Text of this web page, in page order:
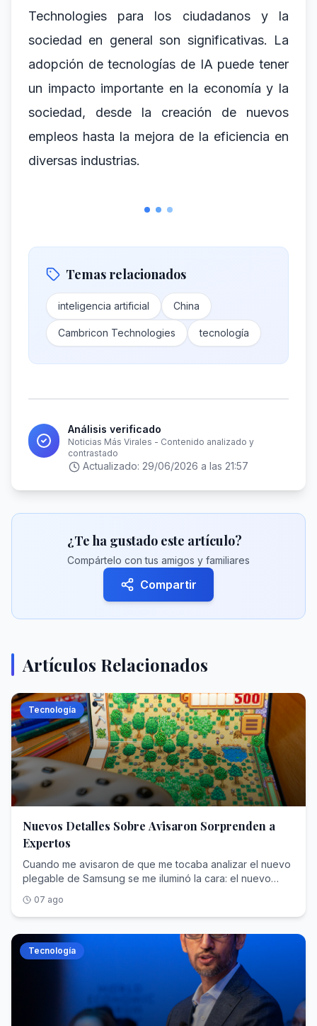
Technologies para los ciudadanos y la
sociedad en general son significativas. La
adopción de tecnologías de IA puede tener
un impacto importante en la economía y la
sociedad, desde la creación de nuevos
empleos hasta la mejora de la eficiencia en
diversas industrias.
Temas relacionados
inteligencia artificial China
Cambricon Technologies tecnología
Análisis verificado
Noticias Más Virales - Contenido analizado y
contrastado
Actualizado: 29/06/2026 a las 21:57
¿Te ha gustado este artículo?
Compártelo con tus amigos y familiares
Compartir
Artículos Relacionados
Tecnología
Nuevos Detalles Sobre Avisaron Sorprenden a
Expertos
Cuando me avisaron de que me tocaba analizar el nuevo plegable de Samsung se me iluminó la cara: el nuevo formato me ha encantado porque me recuerda a uno de mis preferidos, el OPPO Find N2. Esa ilusión pasó a diluirse cuando descubrí que mi boleto ganador era el Samsung Galaxy Z Fold8 Ultra, no el Fold8 a secas. Mi cara debió de ser la del famoso meme de la independencia catalana. Eso antes de analizarlo, porque después de dos semanas con él confieso que me alegro de mi suerte. El Samsung Galaxy Z Fold8 Ultra tiene un formato alargado, sí; no cambia en exceso con respecto a la mayoría de plegables, también, pero tiene un algo que lo convierte en una elección sensata: Samsung ha conseguido un plegable capaz de auparse al podio sin despeinarse. Venía del Vivo X Fold6 y no puedo estar más contento con el Galaxy Z Fold8 Ultra: es un telefonazo con mayúsculas. Índice de Contenidos (6) Ficha técnica del Samsung Galaxy Z Fold8 Ultra Diseño, pantallas y sonido: Samsung ha hecho los deberes Rendimiento y software: potencia con demasiado control Batería: lo bueno y lo malo del silicio-carbono Cámaras: el telefoto se queda atrás Samsung Galaxy Z Fold8 Ultra, la opinión y nota de Xataka Ficha técnica del Samsung Galaxy Z Fold8 Ultra SAMSUNG GALAXY Z Fold8 Ultra Dimensiones y peso Plegado: 72,8 x 158,4 x 8,9 mmDesplegado: 143,2 x 158,4 x 4,1 mm215 gramos pantalla plegable Dynamic AMOLED 2X de 8 pulgadasResolución QXGA+ (2.504 x 2.256 píxeles)422 píxeles por pulgada3.000 nitsTasa de refresco: 1-120 HzVision Booster pantalla principal Dynamic AMOLED 2X de 6,5 pulgadasResolución FullHD+ (1.080 x 2.520 píxeles)422 pppTasa de refresco: 1-120 HzVision Booster procesador Snapdragon 8 Elite Gen 5 para Galaxy Memoria ram y almacenamiento 12/256 GB12/512 GB16 GB/1 TB cámara principal Principal: 200 MP, quad pixel AF, OIS, f/1.7, FOV 85ºGran angular: 50 MP, OIS, f/1.7, FOV 120ºTelefoto: 10 MP, PDAF, OIS, f/2.4, FOV 36º, zoom 3x cámara frontal Pantalla principal: 10 MP, f/2.2, FOV 85ºPantalla plegable: 10 MP, f/2.2, FOV 100º batería 5.000 mAh Carga rápida de 45WCarga inalámbrica de 20WCarga inalámbrica inversa PowerShare conectividad 5G NSA/SALTEWi-Fi 7Bluetooth 6NFCGPS sistema operativo Android 17One UI 9 otros Resistencia IP48Altavoces estéreoLector de huellas capacitivo en el lateralGalaxy AIKnoxNow BriefNow Nudge precio Desde 2.199 euros Diseño, pantallas y sonido: Samsung ha hecho los deberes Llama la atención por lo compacto que es en la mano, porque parece un móvil “normal” cuando está plegado, por la gran superficie de uso que se abre ante los ojos al desplegarlo y por su excelente construcción de metal. La elección de los materiales, incluido el titanio de la bisagra, me parece acertada. El Samsung Galaxy Z Fold8 Ultra se siente premium, se ve como tal y funciona al nivel de lo que cualquiera esperaría por 2.200 euros. Dejando de lado si es o no caro para lo que ofrece (yo creo que sí), es un teléfono que da mucho más de lo que cualquiera necesita. Las pantallas son un escándalo. Y la interior ve muy reducida la presencia de la arruga El ratio de la pantalla exterior es alargado, todo lo contrario del Fold8 a secas. Dicho panel tiene unos marcos generosos y ofrece lo máximo que puede dar Samsung en tecnología AMOLED. Me parece una delicia en todas las condiciones, ver cualquier contenido en la pantalla frontal supone disfrutarlo con detalle, nitidez, con un excelente rango de color, ajustado en saturación y con un contraste altísimo. También el brillo es muy alto: no se inmuta ni bajo el sol directo de agosto. Más fino no se puede: el USB C marca los límites Los cantos del teléfono son finos, al nivel de que apenas tiene espacio el USB C. Samsung ha evolucionado el cuerpo del Fold7 para hacerlo aún más fino en el Samsung Galaxy Z Fold8 Ultra. Sin que el móvil sea exageradamente grande: venía del Vivo X Fold6 y el de Samsung me parecía hasta pequeño. Sin que esto implique perder calidad ni versatilidad en la reproducción de contenido. La certificación IP48 garantiza protección contra el agua. Contra el polvo no tanto con el polvo y la arena La resistencia queda un poco por detrás de la competencia: el Galaxy Z Fold8 Ultra está certificado con IP48 (el polvo sigue siendo su peor enemigo). Mantiene el doble altavoz estéreo, uno en cada canto del móvil. Con un sonido que sorprende por su potencia y por su calidad: medí 90 dB máximos de presión sonora. Los altavoces externos tienen bastante potencia para ser los de un plegable. Acusan cierta estridencia a volumen alto y eché en falta algo de pegada en los bajos Samsung ha rediseñado la bisagra para añadirle resistencia y mayor facilidad para abrir el teléfono. La acción de desplegado sigue siendo engorrosa: al ser tan fino, cuesta meter los dedos entre el mínimo hueco que deja el cuerpo. Es verdad que no ofrece tanta resistencia como otros plegables que he probado. Y hay otro punto positivo: Samsung ha conseguido disimular en buena medida la arruga interior de plegado. Está y se nota al tacto y a la vista, aunque no molesta. El Galaxy Z Fold8 Ultra subraya el sonido inalámbrico y con cable con audio Hi-Res, con una colección amplísima de códecs Bluetooth. Tiene salida de audio digital a través del USB C y es compatible con Display Port. El lector de huellas del Samsung Galaxy Z Fold8 ultra es muy fino, pero efectivo Turno del lector de huellas. Como suele ocurrir en los plegables, el escáner se sitúa en el lateral del teléfono, sobre el botón de encendido. Este es muy fino y de reducido tamaño. Aun así, lee muy bien la huella, desbloquea al instante con solo posar el dedo y no me ha hecho repetir demasiadas veces el desbloqueo porque no me detectó la huella. Correcto. Además, Samsung incluye el siempre bienvenido desbloqueo facial con la cámara frontal y también con la interior. He podido desbloquear el Galaxy Z Fold8 Ultra desplegándolo y dejando que la cámara interior me detectara. Rendimiento y software: potencia con demasiado control Sobre el papel, el Samsung Galaxy Z Fold8 Ultra parte con lo mejorcito en potencia para este año, el Snapdragon 8 Elite Gen 5 adaptado a los Galaxy. Es un SoC que ya he probado en muchos otros teléfonos, incluida la versión adaptada de Qualcomm para el Samsung Galaxy S26 Ultra, que tiene el mismo chip. Aunque en el Fold no se comporta de la misma manera: debido al escaso espacio que deja un grosor de 4,2 mm, el sistema debe estrangular el rendimiento muy pronto para que el móvil no se sobrecaliente. El Fold8 Ultra acusa un elevado throttling durante la ejecución a máximos. Esto se aprecia en los benchmarks, donde el rendimiento sostenido cae casi a la mitad tras los primeros minutos. Puede llegar a calentarse, sobre todo si se hacen ambas cosas: jugar y cargar. En el uso habitual, no me he encontrado con caídas apreciables de rendimiento durante el uso habitual y los juegos han funcionado con alta calidad gráfica en todo momento. El throttling tras diez minutos es muy acusado (captura de la derecha) Otro de los detalles negativos es el desplazamiento vertical: las aplicaciones a veces fluyen a saltos, incluso con la tasa de refresco adaptable. El sistema activa los 120 Hz en las animaciones dentro y entre apps, dejando a 1 Hz el panel cuando la imagen en pantalla es estática. No suele intercalar otras frecuencias, aunque todo depende de las apps. Por ejemplo, cuando reproduce vídeos en YouTube puede adaptar el refresco a los 30 o 60 Hz dependiendo de los fps del contenido. Turno de echarle un vistazo a los resultados de benchmark. A continuación tienes la tabla comparativa del Samsung Galaxy Z Fold8 Ultra con los plegables que le hacen competencia directa aparte de otros modelos igualmente premium. samsung galaxy z fold7 Motorola Razr Fold Honor Magic v6 xiaomi 17 ultra oppo find x9 ultra samsung galaxy s26 ultra iPhone 17 pro max PROCESADOR Snapdragon 8 Elite Gen 5 for Galaxy Snapdragon 8 Gen 5
07 ago
Tecnología